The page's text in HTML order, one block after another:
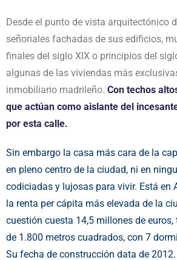
Desde el punto de vista arquitectónico
señoriales fachadas de sus edificios,
finales del siglo XIX o principios del
algunas de las viviendas más
inmobiliario madrileño. Con techos
que actúan como aislante del
por esta calle.
Sin embargo la casa más cara de la
en pleno centro de la ciudad, ni en
codiciadas y lujosas para vivir. Está en
la renta per cápita más elevada de la
cuestión cuesta 14,5 millones de
de 1.800 metros cuadrados, con 7
Su fecha de construcción data de 2012.